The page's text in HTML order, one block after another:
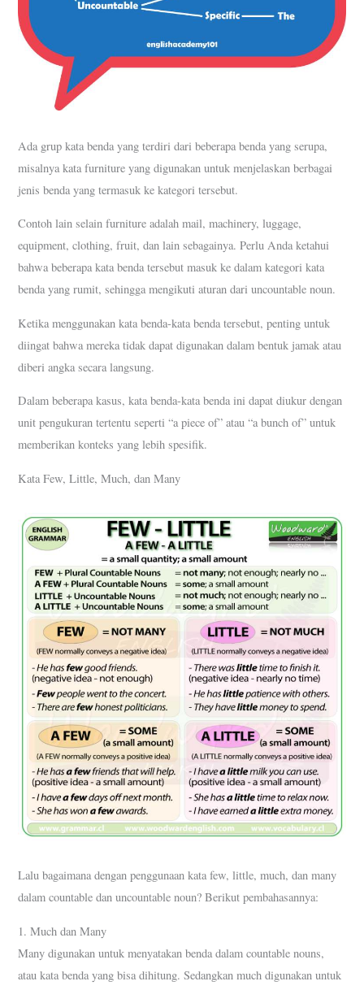
Ada grup kata benda yang terdiri dari beberapa benda yang serupa,
misalnya kata furniture yang digunakan untuk menjelaskan berbagai
jenis benda yang termasuk ke kategori tersebut.
Contoh lain selain furniture adalah mail, machinery, luggage,
equipment, clothing, fruit, dan lain sebagainya. Perlu Anda ketahui
bahwa beberapa kata benda tersebut masuk ke dalam kategori kata
benda yang rumit, sehingga mengikuti aturan dari uncountable noun.
Ketika menggunakan kata benda-kata benda tersebut, penting untuk
diingat bahwa mereka tidak dapat digunakan dalam bentuk jamak atau
diberi angka secara langsung.
Dalam beberapa kasus, kata benda-kata benda ini dapat diukur dengan
unit pengukuran tertentu seperti “a piece of” atau “a bunch of” untuk
memberikan konteks yang lebih spesifik.
Kata Few, Little, Much, dan Many
Lalu bagaimana dengan penggunaan kata few, little, much, dan many
dalam countable dan uncountable noun? Berikut pembahasannya:
1. Much dan Many
Many digunakan untuk menyatakan benda dalam countable nouns,
atau kata benda yang bisa dihitung. Sedangkan much digunakan untuk